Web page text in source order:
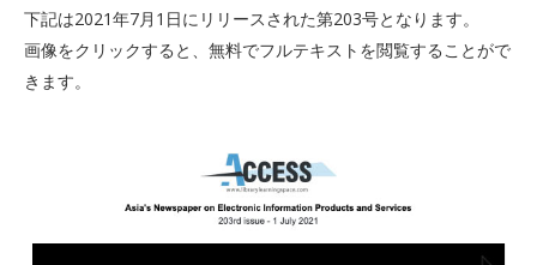
下記は2021年7月1日にリリースされた第203号となります。
画像をクリックすると、無料でフルテキストを閲覧することがで
きます。